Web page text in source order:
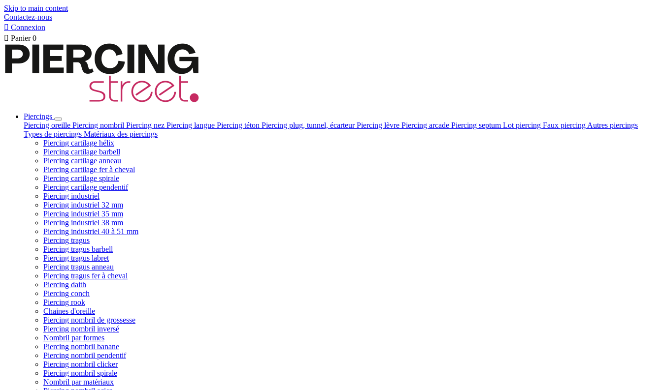
Skip to main content
Contactez-nous
 Connexion
 Panier 0
Piercings
Piercing oreille Piercing nombril Piercing nez Piercing langue Piercing téton Piercing plug, tunnel, écarteurPiercing lèvre Piercing arcade Piercing septum Lot piercing Faux piercing Autres piercings
Types de piercings Matériaux des piercings
Piercing cartilage hélix
Piercing cartilage barbell
Piercing cartilage anneau
Piercing cartilage fer à cheval
Piercing cartilage spirale
Piercing cartilage pendentif
Piercing industriel
Piercing industriel 32 mm
Piercing industriel 35 mm
Piercing industriel 38 mm
Piercing industriel 40 à 51 mm
Piercing tragus
Piercing tragus barbell
Piercing tragus labret
Piercing tragus anneau
Piercing tragus fer à cheval
Piercing daith
Piercing conch
Piercing rook
Chaines d'oreille
Piercing nombril de grossesse
Piercing nombril inversé
Nombril par formes
Piercing nombril banane
Piercing nombril pendentif
Piercing nombril clicker
Piercing nombril spirale
Nombril par matériaux